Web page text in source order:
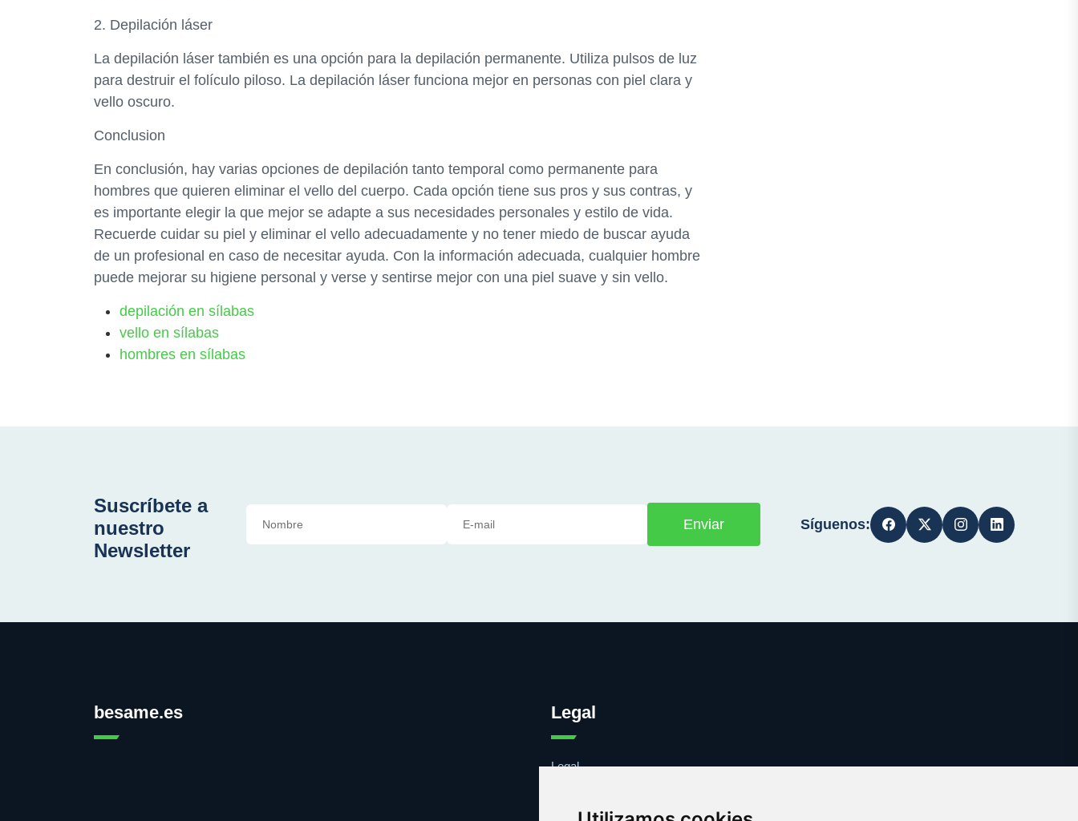
2. Depilación láser
La depilación láser también es una opción para la depilación permanente. Utiliza pulsos de luz
para destruir el folículo piloso. La depilación láser funciona mejor en personas con piel clara y
vello oscuro.
Conclusion
En conclusión, hay varias opciones de depilación tanto temporal como permanente para
hombres que quieren eliminar el vello del cuerpo. Cada opción tiene sus pros y sus contras, y
es importante elegir la que mejor se adapte a sus necesidades personales y estilo de vida.
Recuerde cuidar su piel y eliminar el vello adecuadamente y no tener miedo de buscar ayuda
de un profesional en caso de necesitar ayuda. Con la información adecuada, cualquier hombre
puede mejorar su higiene personal y verse y sentirse mejor con una piel suave y sin vello.
depilación en sílabas
vello en sílabas
hombres en sílabas
Suscríbete a
nuestro
Newsletter
Enviar Síguenos:
besame.es Legal
Legal
Contacto